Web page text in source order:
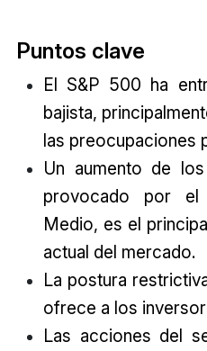
Puntos clave
El S&P 500 ha
bajista,
las preocupaciones
Un aumento de
provocado por
Medio, es el
actual del mercado.
La postura
ofrece a los
Las acciones del